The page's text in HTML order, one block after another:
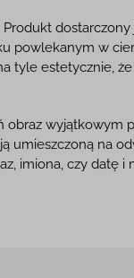
Produkt
powlekanym w
tyle estetycznie,
obraz wyjątkowym
umieszczoną na
imiona, czy datę